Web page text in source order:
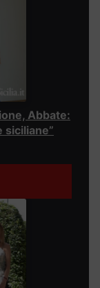
Abbate:
siciliane”